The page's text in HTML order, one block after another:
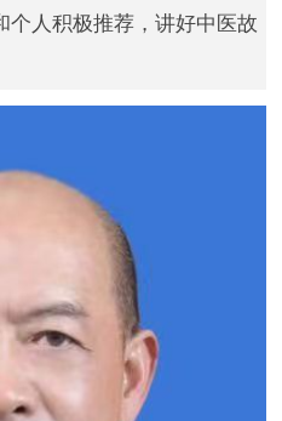
个人积极推荐，讲好中医故